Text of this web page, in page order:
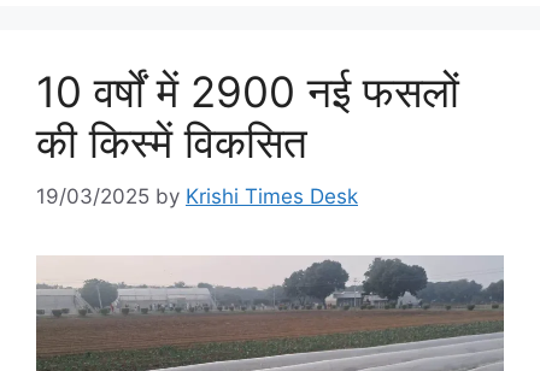
10 वर्षों में 2900 नई फसलों
की किस्में विकसित
19/03/2025 by Krishi Times Desk